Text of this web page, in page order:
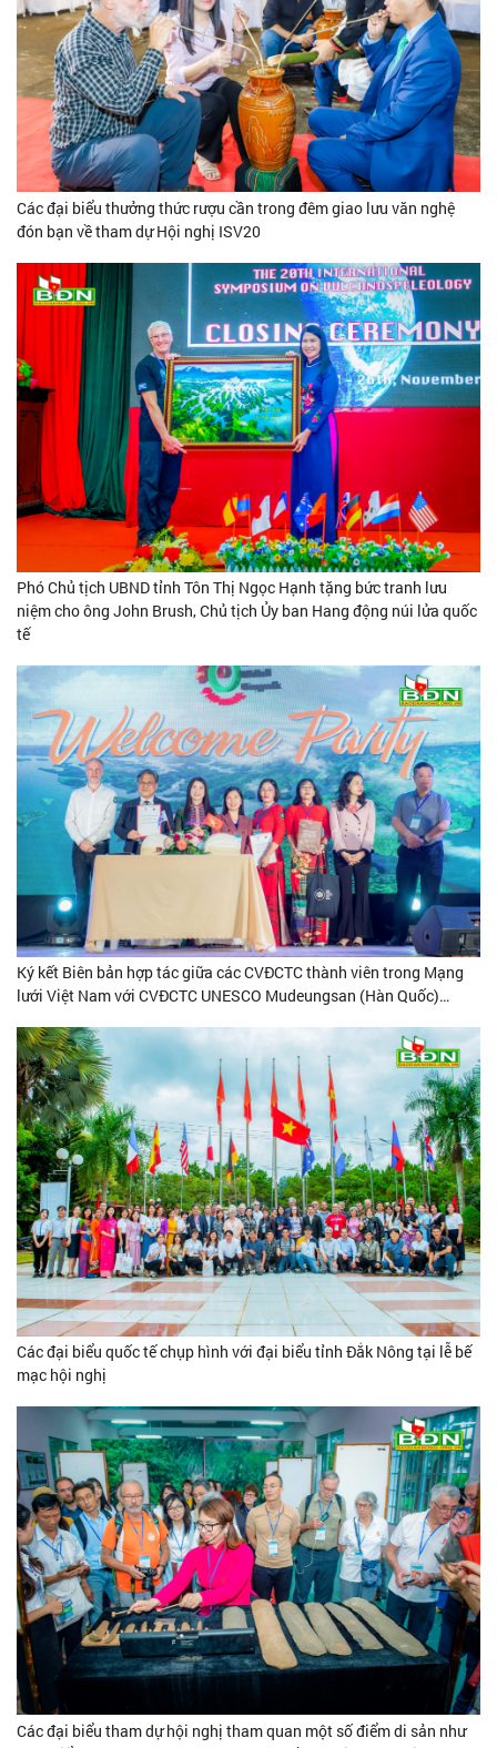
Các đại biểu thưởng thức rượu cần trong đêm giao lưu văn nghệ
đón bạn về tham dự Hội nghị ISV20
Phó Chủ tịch UBND tỉnh Tôn Thị Ngọc Hạnh tặng bức tranh lưu
niệm cho ông John Brush, Chủ tịch Ủy ban Hang động núi lửa quốc
tế
Ký kết Biên bản hợp tác giữa các CVĐCTC thành viên trong Mạng
lưới Việt Nam với CVĐCTC UNESCO Mudeungsan (Hàn Quốc)…
Các đại biểu quốc tế chụp hình với đại biểu tỉnh Đắk Nông tại lễ bế
mạc hội nghị
Các đại biểu tham dự hội nghị tham quan một số điểm di sản như